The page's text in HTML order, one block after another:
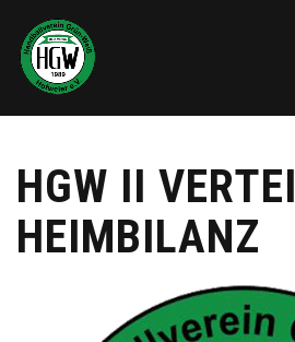
HGW II
HEIMBILANZ